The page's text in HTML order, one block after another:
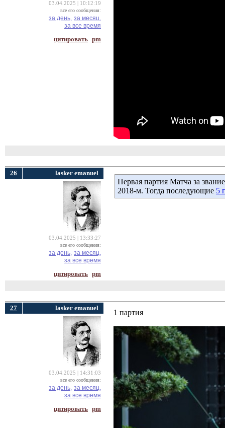
03.04.2025 | 10:12:19
все его сообщения:
за день, за месяц,
за все время
цитировать pm
26 lasker emanuel
03.04.2025 | 13:33:27
все его сообщения:
за день, за месяц,
за все время
цитировать pm
Первая партия Матча за
2018-м. Тогда последующие 5
27 lasker emanuel
03.04.2025 | 14:31:03
все его сообщения:
за день, за месяц,
за все время
цитировать pm
1 партия